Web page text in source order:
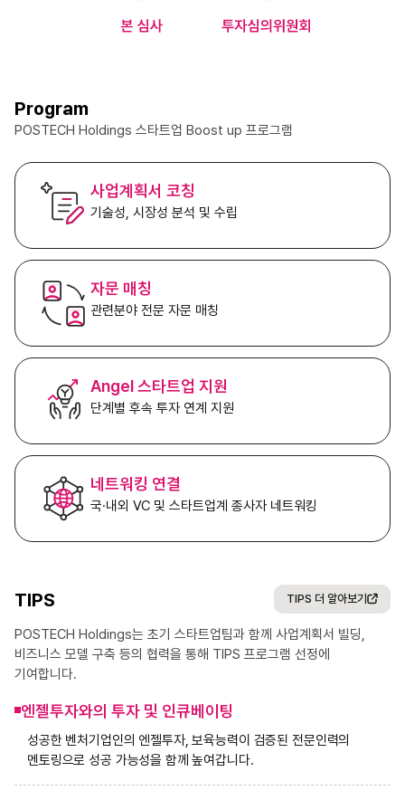
Program
POSTECH Holdings 스타트업 Boost up 프로그램
사업계획서 코칭
기술성, 시장성 분석 및 수립
자문 매칭
관련분야 전문 자문 매칭
Angel 스타트업 지원
단계별 후속 투자 연계 지원
네트워킹 연결
국·내외 VC 및 스타트업계 종사자 네트워킹
TIPS TIPS 더 알아보기
POSTECH Holdings는 초기 스타트업팀과 함께 사업계획서 빌딩,
비즈니스 모델 구축 등의 협력을 통해 TIPS 프로그램 선정에
기여합니다.
엔젤투자와의 투자 및 인큐베이팅
성공한 벤처기업인의 엔젤투자, 보육능력이 검증된 전문인력의
멘토링으로 성공 가능성을 함께 높여갑니다.